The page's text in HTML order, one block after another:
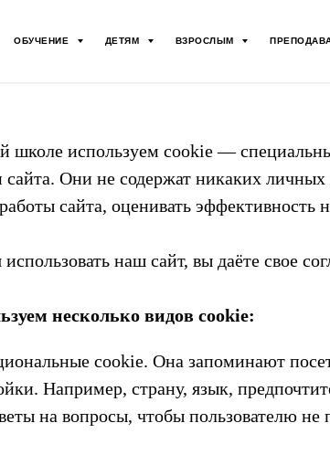
ОБУЧЕНИЕ ДЕТЯМ ВЗРОСЛЫМ
школе используем cookie —
Они не содержат никаких
сайта, оценивать
наш сайт, вы даёте свое
несколько видов cookie:
cookie. Она запоминают
Например, страну, язык,
на вопросы, чтобы пользователю не